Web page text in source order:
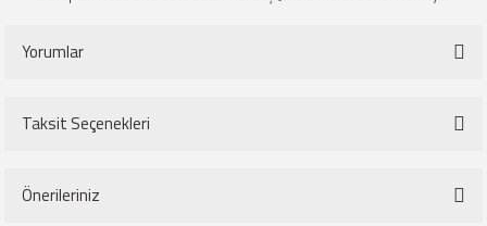
Yorumlar
Taksit Seçenekleri
Önerileriniz